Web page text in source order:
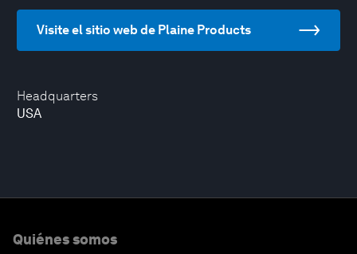
Headquarters
USA
Visite el sitio web de Plaine Products
Quiénes somos